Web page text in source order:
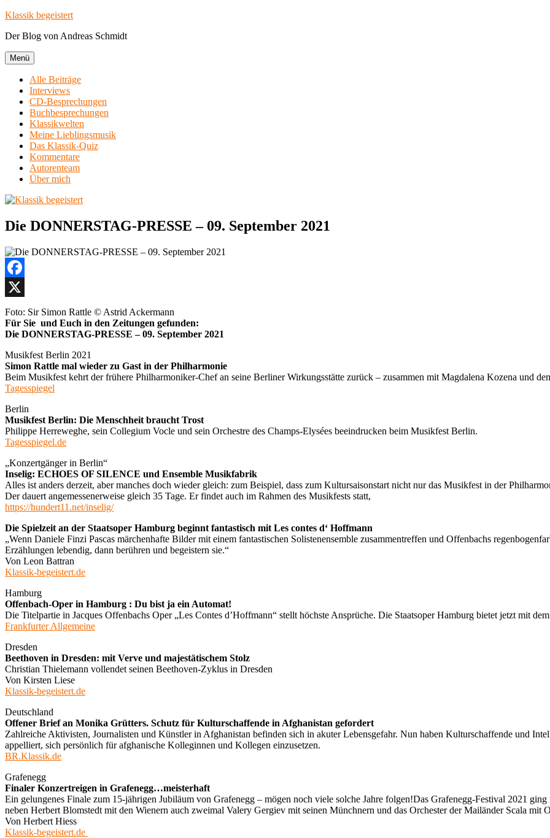
Zum
springen
Klassik begeistert
Der Blog von Andreas Schmidt
Menü
Alle Beiträge
Interviews
CD-Besprechungen
Buchbesprechungen
Klassikwelten
Meine Lieblingsmusik
Das Klassik-Quiz
Kommentare
Autorenteam
Über mich
Die DONNERSTAG-PRESSE – 09. September 2021
Facebook
X
Foto: Sir Simon Rattle © Astrid Ackermann
Für Sie und Euch in den Zeitungen gefunden:
Die DONNERSTAG-PRESSE – 09. September 2021
Musikfest Berlin 2021
Simon Rattle mal wieder zu Gast in der Philharmonie
Beim Musikfest kehrt der frühere Philharmoniker-Chef an seine Berliner Wirkungsstätte zurück – zusammen mit Magdalena Kozena und
Tagesspiegel
Berlin
Musikfest Berlin: Die Menschheit braucht Trost
Philippe Herreweghe, sein Collegium Vocle und sein Orchestre des Champs-Elysées beeindrucken beim Musikfest Berlin.
Tagesspiegel.de
„Konzertgänger in Berlin“
Inselig: ECHOES OF SILENCE und Ensemble Musikfabrik
Alles ist anders derzeit, aber manches doch wieder gleich: zum Beispiel, dass zum Kultursaisonstart nicht nur das Musikfest in der
Der dauert angemessenerweise gleich 35 Tage. Er findet auch im Rahmen des Musikfests statt,
https://hundert11.net/inselig/
Die Spielzeit an der Staatsoper Hamburg beginnt fantastisch mit Les contes d‘ Hoffmann
„Wenn Daniele Finzi Pascas märchenhafte Bilder mit einem fantastischen Solistenensemble zusammentreffen und Offenbachs
Erzählungen lebendig, dann berühren und begeistern sie.“
Von Leon Battran
Klassik-begeistert.de
Hamburg
Offenbach-Oper in Hamburg : Du bist ja ein Automat!
Die Titelpartie in Jacques Offenbachs Oper „Les Contes d’Hoffmann“ stellt höchste Ansprüche. Die Staatsoper Hamburg bietet jetzt mit
Frankfurter Allgemeine
Dresden
Beethoven in Dresden: mit Verve und majestätischem Stolz
Christian Thielemann vollendet seinen Beethoven-Zyklus in Dresden
Von Kirsten Liese
Klassik-begeistert.de
Deutschland
Offener Brief an Monika Grütters. Schutz für Kulturschaffende in Afghanistan gefordert
Zahlreiche Aktivisten, Journalisten und Künstler in Afghanistan befinden sich in akuter Lebensgefahr. Nun haben Kulturschaffende und
appelliert, sich persönlich für afghanische Kolleginnen und Kollegen einzusetzen.
BR.Klassik.de
Grafenegg
Finaler Konzertreigen in Grafenegg…meisterhaft
Ein gelungenes Finale zum 15-jährigen Jubiläum von Grafenegg – mögen noch viele solche Jahre folgen!Das Grafenegg-Festival 2021
neben Herbert Blomstedt mit den Wienern auch zweimal Valery Gergiev mit seinen Münchnern und das Orchester der Mailänder Scala mit
Von Herbert Hiess
Klassik-begeistert.de